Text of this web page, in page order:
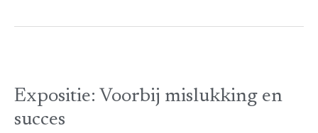
Expositie: Voorbij mislukking en
succes
mislukking
en